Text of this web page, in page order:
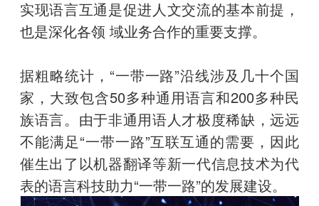
青海省
台湾省 内蒙古 西藏 宁夏 新疆 香港
澳门
四川省
政法网事 海南省 书画频道
实现语言互通是促进人文交流的基本前提，
也是深化各领 域业务合作的重要支撑。
据粗略统计，“一带一路”沿线涉及几十个国
家，大致包含50多种通用语言和200多种民
族语言。由于非通用语人才极度稀缺，远远
不能满足“一带一路”互联互通的需要，因此
催生出了以机器翻译等新一代信息技术为代
表的语言科技助力“一带一路”的发展建设。